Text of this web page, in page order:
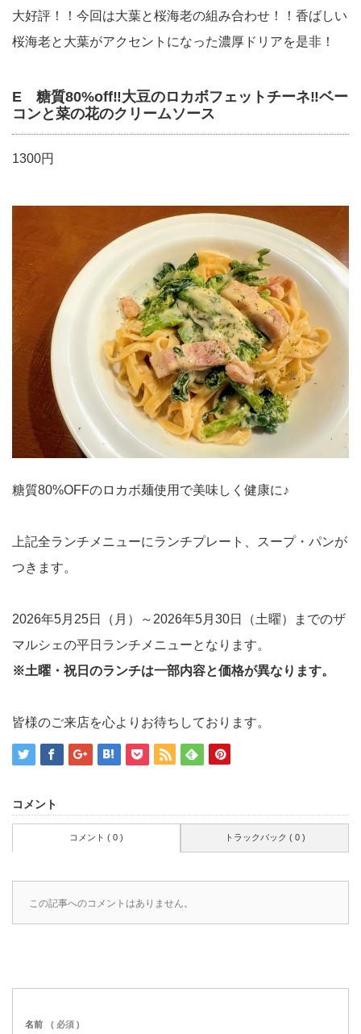
大好評！！今回は大葉と桜海老の組み合わせ！！香ばしい
桜海老と大葉がアクセントになった濃厚ドリアを是非！
E 糖質80%off‼︎大豆のロカボフェットチーネ‼︎ベー
コンと菜の花のクリームソース
1300円
糖質80%OFFのロカボ麺使用で美味しく健康に♪
上記全ランチメニューにランチプレート、スープ・パンが
つきます。
2026年5月25日（月）～2026年5月30日（土曜）までのザ
マルシェの平日ランチメニューとなります。
※土曜・祝日のランチは一部内容と価格が異なります。
皆様のご来店を心よりお待ちしております。
コメント
コメント ( 0 ) トラックバック ( 0 )
この記事へのコメントはありません。
名前 ( 必須 )